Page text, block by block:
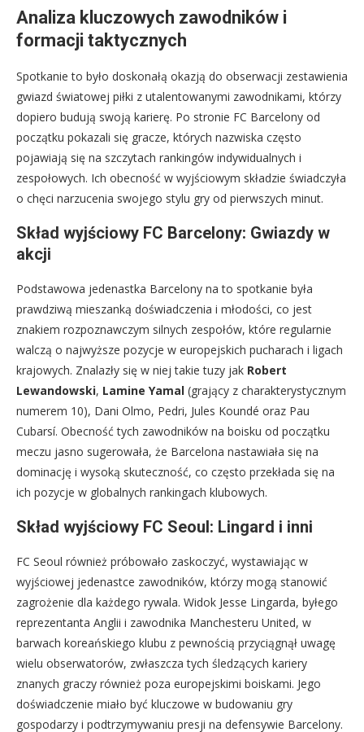
Analiza kluczowych zawodników i
formacji taktycznych
Spotkanie to było doskonałą okazją do obserwacji zestawienia
gwiazd światowej piłki z utalentowanymi zawodnikami, którzy
dopiero budują swoją karierę. Po stronie FC Barcelony od
początku pokazali się gracze, których nazwiska często
pojawiają się na szczytach rankingów indywidualnych i
zespołowych. Ich obecność w wyjściowym składzie świadczyła
o chęci narzucenia swojego stylu gry od pierwszych minut.
Skład wyjściowy FC Barcelony: Gwiazdy w
akcji
Podstawowa jedenastka Barcelony na to spotkanie była
prawdziwą mieszanką doświadczenia i młodości, co jest
znakiem rozpoznawczym silnych zespołów, które regularnie
walczą o najwyższe pozycje w europejskich pucharach i ligach
krajowych. Znalazły się w niej takie tuzy jak Robert
Lewandowski, Lamine Yamal (grający z charakterystycznym
numerem 10), Dani Olmo, Pedri, Jules Koundé oraz Pau
Cubarsí. Obecność tych zawodników na boisku od początku
meczu jasno sugerowała, że Barcelona nastawiała się na
dominację i wysoką skuteczność, co często przekłada się na
ich pozycje w globalnych rankingach klubowych.
Skład wyjściowy FC Seoul: Lingard i inni
FC Seoul również próbowało zaskoczyć, wystawiając w
wyjściowej jedenastce zawodników, którzy mogą stanowić
zagrożenie dla każdego rywala. Widok Jesse Lingarda, byłego
reprezentanta Anglii i zawodnika Manchesteru United, w
barwach koreańskiego klubu z pewnością przyciągnął uwagę
wielu obserwatorów, zwłaszcza tych śledzących kariery
znanych graczy również poza europejskimi boiskami. Jego
doświadczenie miało być kluczowe w budowaniu gry
gospodarzy i podtrzymywaniu presji na defensywie Barcelony.